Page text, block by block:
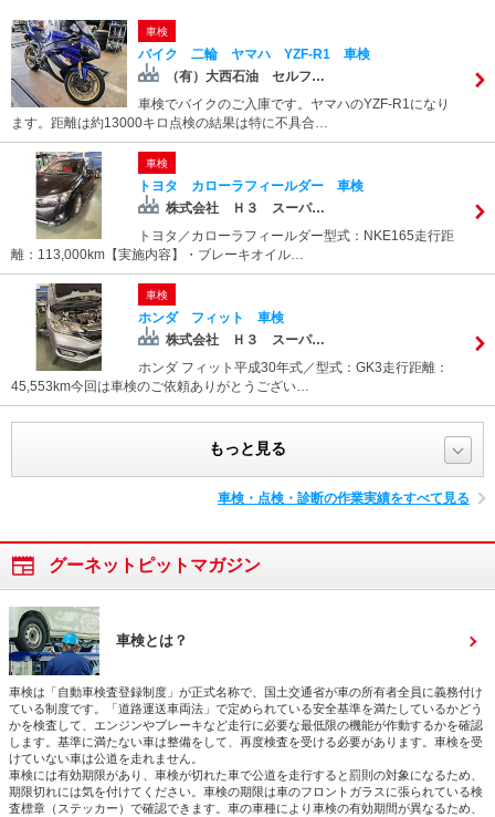
車検
バイク 二輪 ヤマハ YZF-R1 車検
（有）大西石油 セルフ…
車検でバイクのご入庫です。ヤマハのYZF-R1になり
ます。距離は約13000キロ点検の結果は特に不具合…
車検
トヨタ カローラフィールダー 車検
株式会社 Ｈ３ スーパ…
トヨタ／カローラフィールダー型式：NKE165走行距
離：113,000km【実施内容】・ブレーキオイル…
車検
ホンダ フィット 車検
株式会社 Ｈ３ スーパ…
ホンダ フィット平成30年式／型式：GK3走行距離：
45,553km今回は車検のご依頼ありがとうござい…
もっと見る
車検・点検・診断の作業実績をすべて見る
グーネットピットマガジン
車検とは？
車検は「自動車検査登録制度」が正式名称で、国土交通省が車の所有者全員に義務付け
ている制度です。「道路運送車両法」で定められている安全基準を満たしているかどう
かを検査して、エンジンやブレーキなど走行に必要な最低限の機能が作動するかを確認
します。基準に満たない車は整備をして、再度検査を受ける必要があります。車検を受
けていない車は公道を走れません。
車検には有効期限があり、車検が切れた車で公道を走行すると罰則の対象になるため、
期限切れには気を付けてください。車検の期限は車のフロントガラスに張られている検
査標章（ステッカー）で確認できます。車の車種により車検の有効期間が異なるため、